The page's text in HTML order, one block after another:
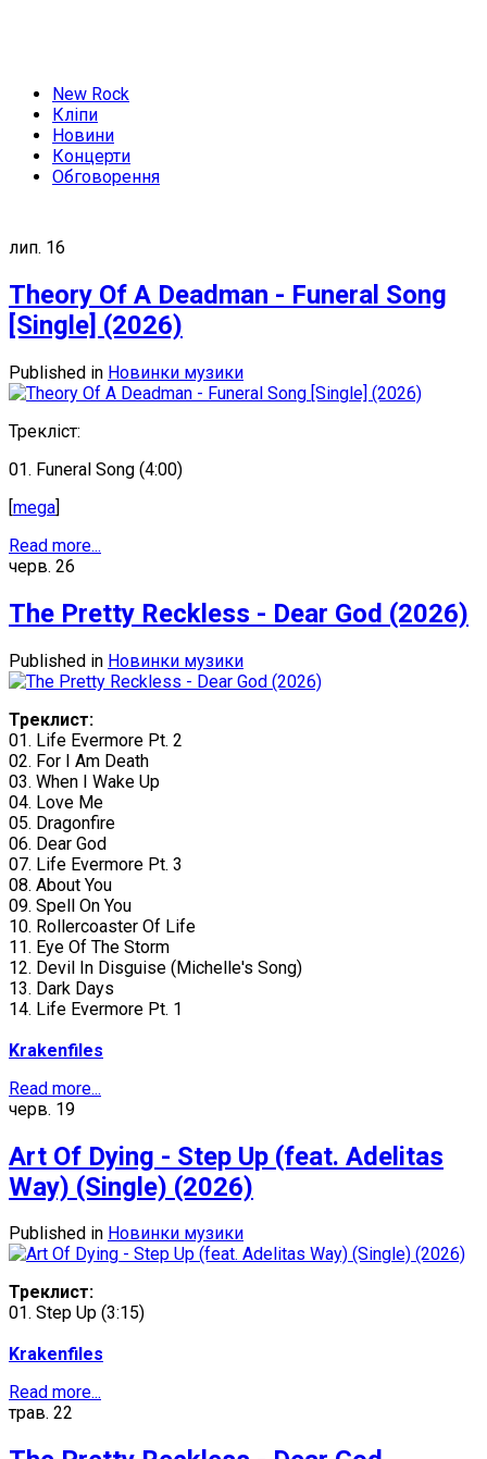
New Rock
Кліпи
Новини
Концерти
Обговорення
лип. 16
Theory Of A Deadman - Funeral Song
[Single] (2026)
Published in Новинки музики
Треклiст:
01. Funeral Song (4:00)
[mega]
Read more...
черв. 26
The Pretty Reckless - Dear God (2026)
Published in Новинки музики
Треклист:
01. Life Evermore Pt. 2
02. For I Am Death
03. When I Wake Up
04. Love Me
05. Dragonfire
06. Dear God
07. Life Evermore Pt. 3
08. About You
09. Spell On You
10. Rollercoaster Of Life
11. Eye Of The Storm
12. Devil In Disguise (Michelle's Song)
13. Dark Days
14. Life Evermore Pt. 1
Krakenfiles
Read more...
черв. 19
Art Of Dying - Step Up (feat. Adelitas
Way) (Single) (2026)
Published in Новинки музики
Треклист:
01. Step Up (3:15)
Krakenfiles
Read more...
трав. 22